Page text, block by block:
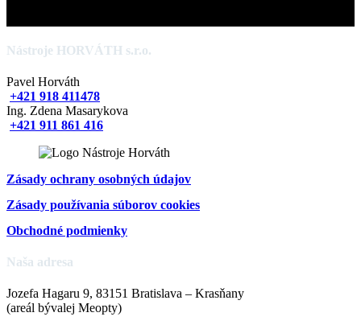
Nástroje HORVÁTH s.r.o.
Pavel Horváth
+421 918 411478
Ing. Zdena Masarykova
+421 911 861 416
Zásady ochrany osobných údajov
Zásady používania súborov cookies
Obchodné podmienky
Naša adresa
Jozefa Hagaru 9, 83151 Bratislava – Krasňany
(areál bývalej Meopty)